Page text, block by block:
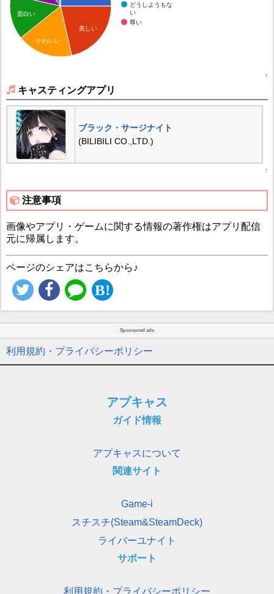
どうしようもな
い
尊い
美しい
面白い
かわいい
↑
キャスティングアプリ
ブラック・サージナイト
(BILIBILI CO.,LTD.)
↑
注意事項
画像やアプリ・ゲームに関する情報の著作権はアプリ配信
元に帰属します。
ページのシェアはこちらから♪
Sponsored ads
利用規約・プライバシーポリシー
アプキャス
ガイド情報
アプキャスについて
関連サイト
Game-i
スチスチ(Steam&SteamDeck)
ライバーユナイト
サポート
利用規約・プライバシーポリシー